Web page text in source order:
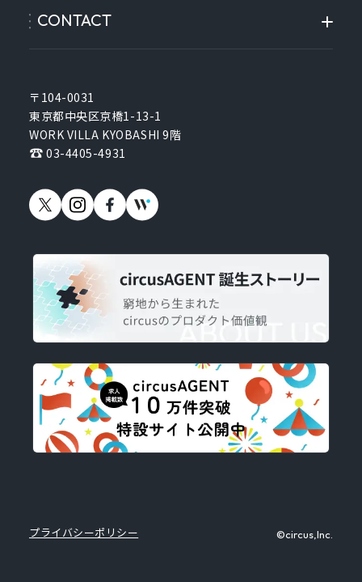
〒104-0031
東京都中央区京橋1-13-1
WORK VILLA KYOBASHI 9階
03-4405-4931
CONTACT
プライバシーポリシー ©circus,Inc.